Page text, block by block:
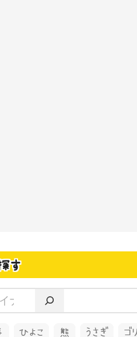
す
ひよこ 熊 うさぎ
ゴ